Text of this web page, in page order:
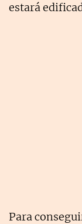
estará
Para